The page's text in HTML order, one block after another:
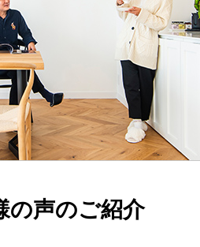
の声のご紹介